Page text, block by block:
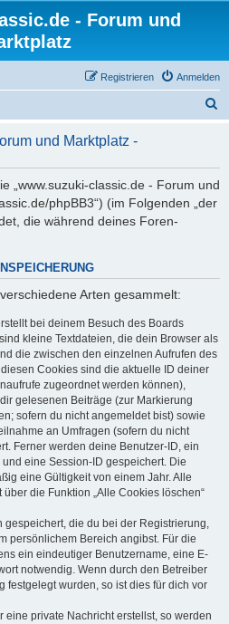
- Forum und
Anmelden
Registrieren
h
und Marktplatz -
„www.suzuki-classic.de - Forum und
phpBB3“) (im Folgenden „der
die während deines Foren-
Arten gesammelt:
bei deinem Besuch des Boards
kleine Textdateien, die dein Browser als
die zwischen den einzelnen Aufrufen des
Cookies sind die aktuelle ID deiner
zugeordnet werden können),
gelesenen Beiträge (zur Markierung
sofern du nicht angemeldet bist) sowie
an Umfragen (sofern du nicht
Ferner werden deine Benutzer-ID, ein
eine Session-ID gespeichert. Die
eine Gültigkeit von einem Jahr. Alle
die Funktion „Alle Cookies löschen“
gespeichert, die du bei der Registrierung,
persönlichem Bereich angibst. Für die
ein eindeutiger Benutzername, eine E-
notwendig. Wenn durch den Betreiber
festgelegt wurden, so ist dies für dich vor
eine private Nachricht erstellst, so werden